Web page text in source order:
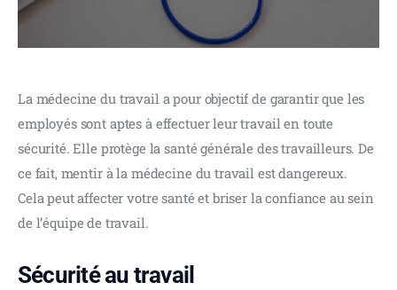
La médecine du travail a pour objectif de garantir que les
employés sont aptes à effectuer leur travail en toute
sécurité. Elle protège la santé générale des travailleurs. De
ce fait, mentir à la médecine du travail est dangereux.
Cela peut affecter votre santé et briser la confiance au sein
de l’équipe de travail.
Sécurité au travail